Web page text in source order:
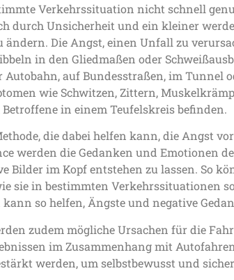
Verkehrssituation nicht schnell
durch Unsicherheit und ein kleiner
ändern. Die Angst, einen Unfall zu
in den Gliedmaßen oder
Autobahn, auf Bundesstraßen, im Tunnel
wie Schwitzen, Zittern,
Betroffene in einem Teufelskreis befinden.
die dabei helfen kann, die Angst
werden die Gedanken und Emotionen
Bilder im Kopf entstehen zu lassen. So
sie in bestimmten Verkehrssituationen
so helfen, Ängste und negative
zudem mögliche Ursachen für die
im Zusammenhang mit
werden, um selbstbewusst und